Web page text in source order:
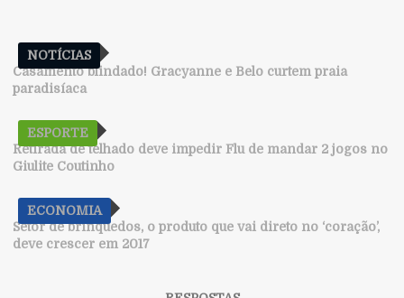
NOTÍCIAS
Casamento blindado! Gracyanne e Belo curtem praia
paradisíaca
ESPORTE
Retirada de telhado deve impedir Flu de mandar 2 jogos no
Giulite Coutinho
ECONOMIA
Setor de brinquedos, o produto que vai direto no ‘coração’,
deve crescer em 2017